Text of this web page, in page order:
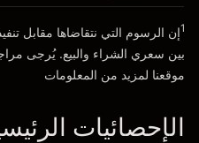
1إن الرسوم التي نتقاضاها مقابل
بين سعري الشراء والبيع. يُرجى
موقعنا لمزيد من المعلومات
الإحصائيات